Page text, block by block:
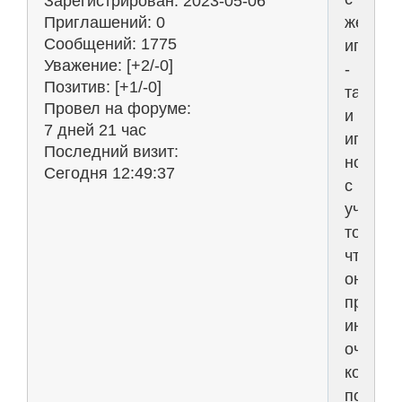
Приглашений: 0
Сообщений: 1775
Уважение: [+2/-0]
Позитив: [+1/-0]
Провел на форуме:
7 дней 21 час
Последний визит:
Сегодня 12:49:37
играют
-
так
и
играть,
но
с
учётом
того
что
он
очень